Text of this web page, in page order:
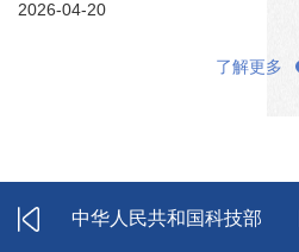
2026-04-20
了解更多
院 中华人民共和国科技部